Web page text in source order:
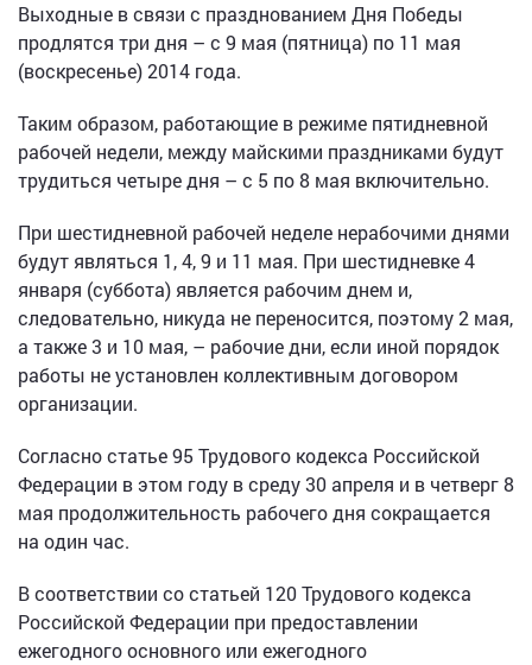
Выходные в связи с празднованием Дня Победы
продлятся три дня – с 9 мая (пятница) по 11 мая
(воскресенье) 2014 года.
Таким образом, работающие в режиме пятидневной
рабочей недели, между майскими праздниками будут
трудиться четыре дня – с 5 по 8 мая включительно.
При шестидневной рабочей неделе нерабочими днями
будут являться 1, 4, 9 и 11 мая. При шестидневке 4
января (суббота) является рабочим днем и,
следовательно, никуда не переносится, поэтому 2 мая,
а также 3 и 10 мая, – рабочие дни, если иной порядок
работы не установлен коллективным договором
организации.
Согласно статье 95 Трудового кодекса Российской
Федерации в этом году в среду 30 апреля и в четверг 8
мая продолжительность рабочего дня сокращается
на один час.
В соответствии со статьей 120 Трудового кодекса
Российской Федерации при предоставлении
ежегодного основного или ежегодного